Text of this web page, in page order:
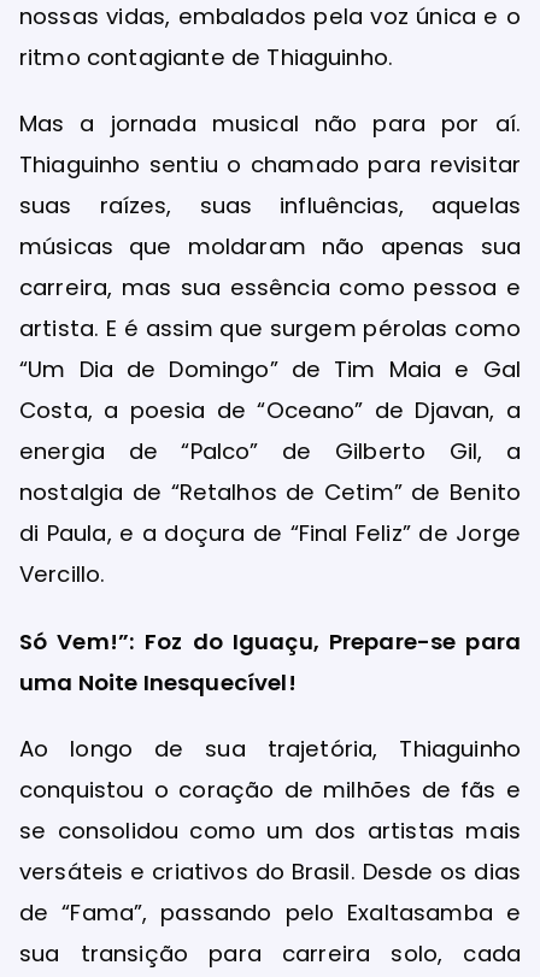
nossas vidas, embalados pela voz única e o
ritmo contagiante de Thiaguinho.
Mas a jornada musical não para por aí.
Thiaguinho sentiu o chamado para revisitar
suas raízes, suas influências, aquelas
músicas que moldaram não apenas sua
carreira, mas sua essência como pessoa e
artista. E é assim que surgem pérolas como
“Um Dia de Domingo” de Tim Maia e Gal
Costa, a poesia de “Oceano” de Djavan, a
energia de “Palco” de Gilberto Gil, a
nostalgia de “Retalhos de Cetim” de Benito
di Paula, e a doçura de “Final Feliz” de Jorge
Vercillo.
Só Vem!”: Foz do Iguaçu, Prepare-se para
uma Noite Inesquecível!
Ao longo de sua trajetória, Thiaguinho
conquistou o coração de milhões de fãs e
se consolidou como um dos artistas mais
versáteis e criativos do Brasil. Desde os dias
de “Fama”, passando pelo Exaltasamba e
sua transição para carreira solo, cada